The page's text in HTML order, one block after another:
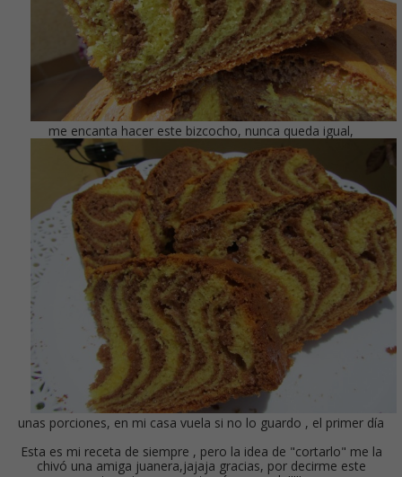
me encanta hacer este bizcocho, nunca queda igual,
unas porciones, en mi casa vuela si no lo guardo , el primer día
Esta es mi receta de siempre , pero la idea de "cortarlo" me la
chivó una amiga juanera,jajaja gracias, por decirme este